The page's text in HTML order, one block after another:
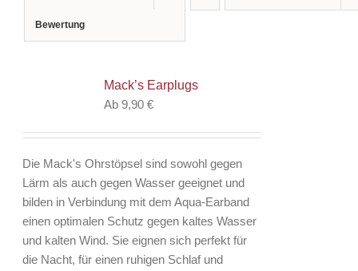
Bewertung
Mack’s Earplugs
Ab 9,90€
Die Mack's Ohrstöpsel sind sowohl gegen
Lärm als auch gegen Wasser geeignet und
bilden in Verbindung mit dem Aqua-Earband
einen optimalen Schutz gegen kaltes Wasser
und kalten Wind. Sie eignen sich perfekt für
die Nacht, für einen ruhigen Schlaf und